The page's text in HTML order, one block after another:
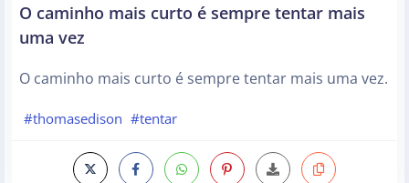
O caminho mais curto é sempre tentar mais
uma vez
O caminho mais curto é sempre tentar mais uma vez.
#thomasedison #tentar